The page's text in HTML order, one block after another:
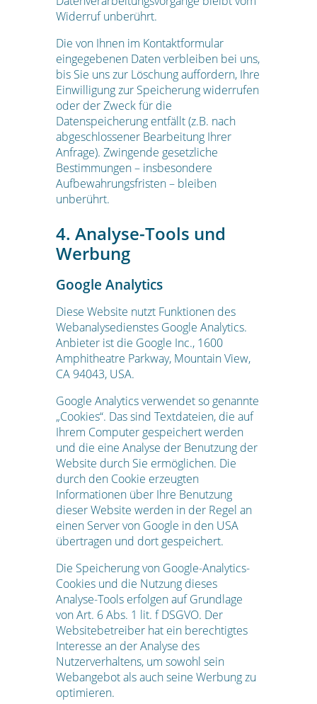
Widerruf unberührt.
Die von Ihnen im Kontaktformular
eingegebenen Daten verbleiben bei uns,
bis Sie uns zur Löschung auffordern, Ihre
Einwilligung zur Speicherung widerrufen
oder der Zweck für die
Datenspeicherung entfällt (z.B. nach
abgeschlossener Bearbeitung Ihrer
Anfrage). Zwingende gesetzliche
Bestimmungen – insbesondere
Aufbewahrungsfristen – bleiben
unberührt.
4. Analyse-Tools und
Werbung
Google Analytics
Diese Website nutzt Funktionen des
Webanalysedienstes Google Analytics.
Anbieter ist die Google Inc., 1600
Amphitheatre Parkway, Mountain View,
CA 94043, USA.
Google Analytics verwendet so genannte
„Cookies“. Das sind Textdateien, die auf
Ihrem Computer gespeichert werden
und die eine Analyse der Benutzung der
Website durch Sie ermöglichen. Die
durch den Cookie erzeugten
Informationen über Ihre Benutzung
dieser Website werden in der Regel an
einen Server von Google in den USA
übertragen und dort gespeichert.
Die Speicherung von Google-Analytics-
Cookies und die Nutzung dieses
Analyse-Tools erfolgen auf Grundlage
von Art. 6 Abs. 1 lit. f DSGVO. Der
Websitebetreiber hat ein berechtigtes
Interesse an der Analyse des
Nutzerverhaltens, um sowohl sein
Webangebot als auch seine Werbung zu
optimieren.